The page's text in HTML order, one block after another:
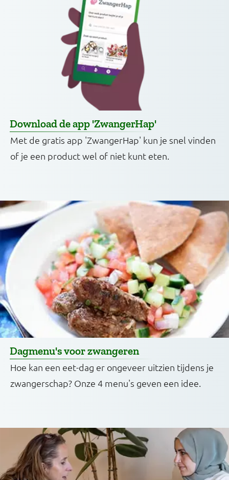
Download de app 'ZwangerHap'
Met de gratis app 'ZwangerHap' kun je snel vinden
of je een product wel of niet kunt eten.
Dagmenu's voor zwangeren
Hoe kan een eet-dag er ongeveer uitzien tijdens je
zwangerschap? Onze 4 menu's geven een idee.